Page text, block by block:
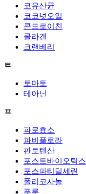
코유산균
코코넛오일
콘드로이친
콜라겐
크랜베리
ㅌ
토마토
테아닌
ㅍ
파로효소
파비플로라
판토텐산
포스트바이오틱스
포스파티딜세린
폴리코사놀
푸룬